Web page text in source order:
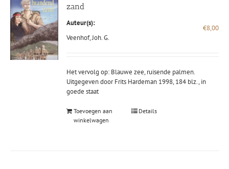
zand
Auteur(s):
Veenhof, Joh. G.
€8,00
Het vervolg op: Blauwe zee, ruisende palmen.
Uitgegeven door Frits Hardeman 1998, 184 blz., in
goede staat
Toevoegen aan
winkelwagen
Details